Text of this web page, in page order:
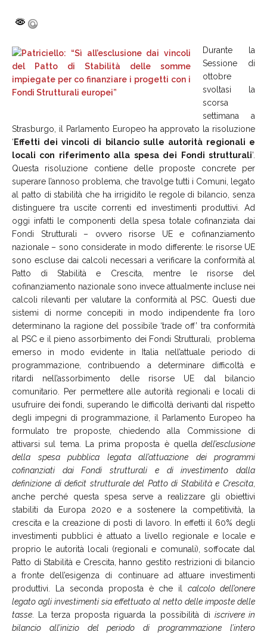
Durante la
Sessione di
ottobre
svoltasi la
scorsa
settimana a
Strasburgo, il Parlamento Europeo ha approvato la risoluzione
‘Effetti dei vincoli di bilancio sulle autorità regionali e
locali con riferimento alla spesa dei Fondi strutturali’.
Questa risoluzione contiene delle proposte concrete per
superare l’annoso problema, che travolge tutti i Comuni, legato
al patto di stabilità che ha irrigidito le regole di bilancio, senza
distinguere tra uscite correnti ed investimenti produttivi. Ad
oggi infatti le componenti della spesa totale cofinanziata dai
Fondi Strutturali – ovvero risorse UE e cofinanziamento
nazionale – sono considerate in modo differente: le risorse UE
sono escluse dai calcoli necessari a verificare la conformità al
Patto di Stabilità e Crescita, mentre le risorse del
cofinanziamento nazionale sono invece attualmente incluse nei
calcoli rilevanti per valutare la conformità al PSC. Questi due
sistemi di norme concepiti in modo indipendente fra loro
determinano la ragione del possibile ‘trade off’ tra conformità
al PSC e il pieno assorbimento dei Fondi Strutturali, problema
emerso in modo evidente in Italia nell’attuale periodo di
programmazione, contribuendo a determinare difficoltà e
ritardi nell’assorbimento delle risorse UE dal bilancio
comunitario. Per permettere alle autorità regionali e locali di
usufruire dei fondi, superando le difficoltà derivanti dal rispetto
degli impegni di programmazione, il Parlamento Europeo ha
formulato tre proposte, chiedendo alla Commissione di
attivarsi sul tema. La prima proposta è quella dell’esclusione
della spesa pubblica legata all’attuazione dei programmi
cofinanziati dai Fondi strutturali e di investimento dalla
definizione di deficit strutturale del Patto di Stabilità e Crescita
anche perché questa spesa serve a realizzare gli obiettivi
stabiliti da Europa 2020 e a sostenere la competitività, la
crescita e la creazione di posti di lavoro. In effetti il 60% degli
investimenti pubblici è attuato a livello regionale e locale e
proprio le autorità locali (regionali e comunali), soffocate dal
Patto di Stabilità e Crescita, hanno gestito restrizioni di bilancio
a fronte dell’esigenza di continuare ad attuare investimenti
produttivi. La seconda proposta è che ilcalcolo dell’onere
legato agli investimenti sia effettuato al netto delle imposte delle
tasse . La terza proposta riguarda la possibilità di iscrivere in
bilancio all’inizio del periodo di programmazione l’intero